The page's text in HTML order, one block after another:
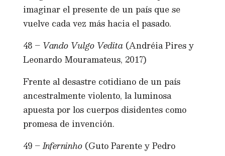
imaginar el presente de un país que se
vuelve cada vez más hacia el pasado.
48 – Vando Vulgo Vedita (Andréia Pires y
Leonardo Mouramateus, 2017)
Frente al desastre cotidiano de un país
ancestralmente violento, la luminosa
apuesta por los cuerpos disidentes como
promesa de invención.
49 –Inferninho (Guto Parente y Pedro